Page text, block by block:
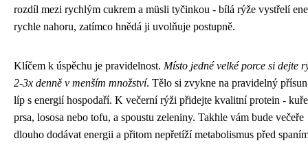
rozdíl mezi rychlým cukrem a müsli tyčinkou - bílá rýže vystřelí
rychle nahoru, zatímco hnědá ji uvolňuje postupně.
Klíčem k úspěchu je pravidelnost. Místo jedné velké porce si dejte
2-3x denně v menším množství. Tělo si zvykne na pravidelný
líp s energií hospodaří. K večerní rýži přidejte kvalitní protein -
prsa, lososa nebo tofu, a spoustu zeleniny. Takhle vám bude večeře
dlouho dodávat energii a přitom nepřetíží metabolismus před